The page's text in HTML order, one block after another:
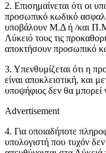
2. Επισημαίνεται ότι οι
προσωπικό κωδικό
υποβάλουν Μ.Δ ή /και
Λύκειό τους τις
αποκτήσουν προσωπικό
3. Υπενθυμίζεται ότι η
είναι αποκλειστική, και
υποψήφιος δεν θα μπορεί
Advertisement
4. Για οποιαδήποτε
υπολογιστή που τυχόν